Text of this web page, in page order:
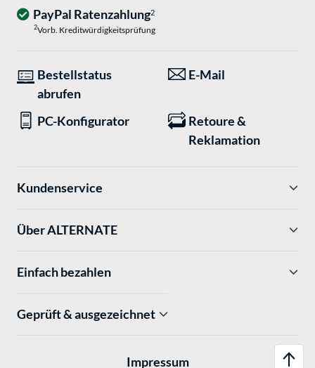
PayPal Ratenzahlung2
2Vorb. Kreditwürdigkeitsprüfung
Bestellstatus
abrufen
E-Mail
PC-Konfigurator
Retoure &
Reklamation
Kundenservice
Über ALTERNATE
Einfach bezahlen
Geprüft & ausgezeichnet
Impressum